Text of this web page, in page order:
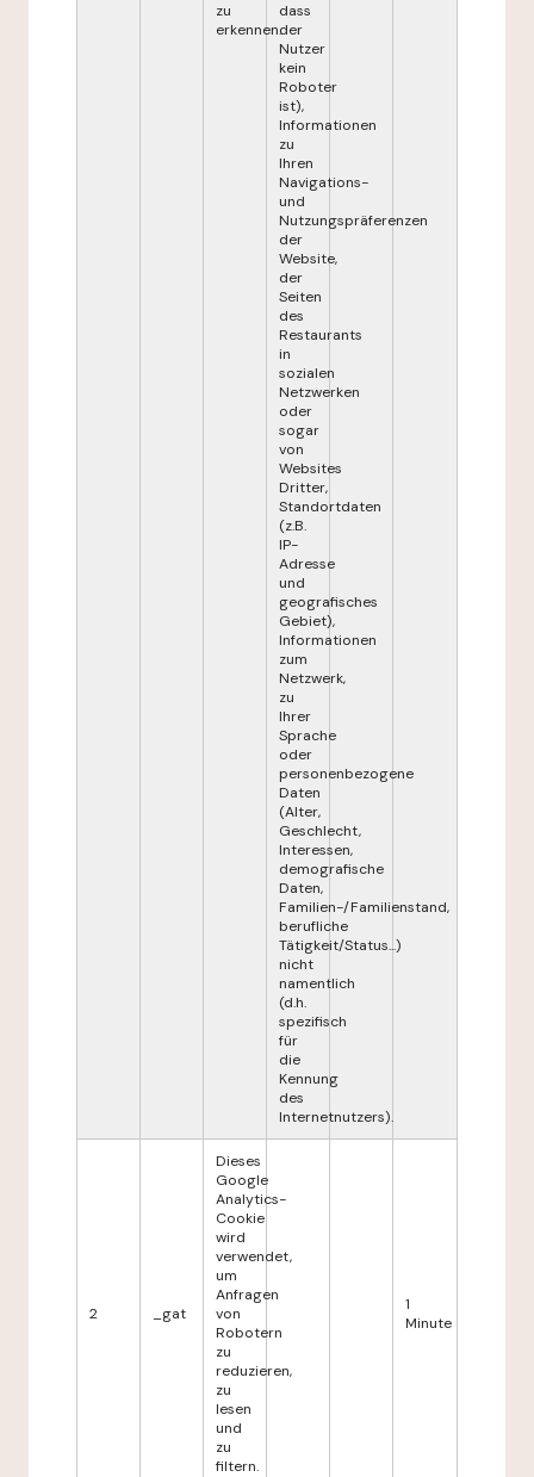
zu
erkennen.
dass
der
Nutzer
kein
Roboter
ist),
Informationen
zu
Ihren
Navigations-
und
Nutzungspräferenzen
der
Website,
der
Seiten
des
Restaurants
in
sozialen
Netzwerken
oder
sogar
von
Websites
Dritter,
Standortdaten
(z.B.
IP-
Adresse
und
geografisches
Gebiet),
Informationen
zum
Netzwerk,
zu
Ihrer
Sprache
oder
personenbezogene
Daten
(Alter,
Geschlecht,
Interessen,
demografische
Daten,
Familien-/Familienstand,
berufliche
Tätigkeit/Status...)
nicht
namentlich
(d.h.
spezifisch
für
die
Kennung
des
Internetnutzers).
2 _gat
Dieses
Google
Analytics-
Cookie
wird
verwendet,
um
Anfragen
von
Robotern
zu
reduzieren,
zu
lesen
und
zu
filtern.
1
Minute